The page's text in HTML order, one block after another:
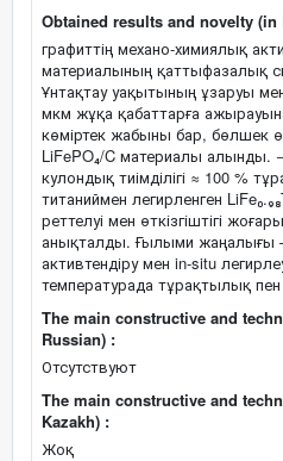
Obtained results and novelty (in
графиттің механо-химиялық
материалының қаттыфазалық
Ұнтақтау уақытының ұзаруы
мкм жұқа қабаттарға
көміртек жабыны бар, бөлшек
LiFePO₄/C материалы алынды.
кулондық тиімділігі ≈ 100 %
титаниймен легирленген
реттелуі мен өткізгіштігі
анықталды. Ғылыми жаңалығы
активтендіру мен in-situ
температурада тұрақтылық пен
The main constructive and
Russian) :
Отсутствуют
The main constructive and
Kazakh) :
Жоқ